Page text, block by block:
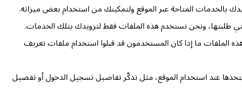
بالخدمات المتاحة عبر الموقع ولتمكينك من استخدام بعض ميزاته.
طلبتها، ونحن نستخدم هذه الملفات فقط لتزويدك بتلك الخدمات.
الملفات ما إذا كان المستخدمون قد قبلوا استخدام ملفات تعريف
عند استخدام الموقع، مثل تذكّر تفاصيل تسجيل الدخول أو تفضيل